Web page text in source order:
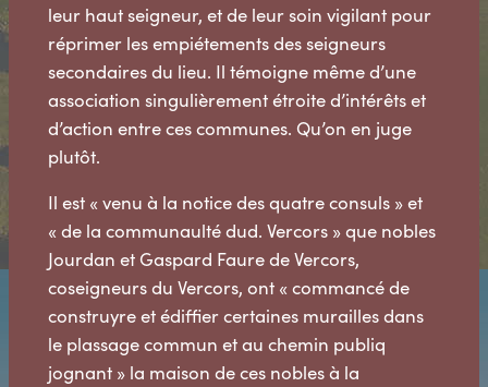
leur haut seigneur, et de leur soin vigilant pour
réprimer les empiétements des seigneurs
secondaires du lieu. Il témoigne même d’une
association singulièrement étroite d’intérêts et
d’action entre ces communes. Qu’on en juge
plutôt.
Il est « venu à la notice des quatre consuls » et
« de la communaulté dud. Vercors » que nobles
Jourdan et Gaspard Faure de Vercors,
coseigneurs du Vercors, ont « commancé de
construyre et édiffier certaines murailles dans
le plassage commun et au chemin publiq
jognant » la maison de ces nobles à la